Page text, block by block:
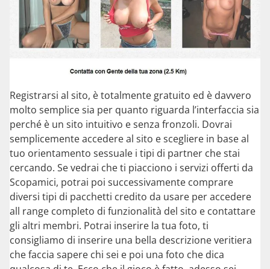
Registrarsi al sito, è totalmente gratuito ed è davvero
molto semplice sia per quanto riguarda l’interfaccia sia
perché è un sito intuitivo e senza fronzoli. Dovrai
semplicemente accedere al sito e scegliere in base al
tuo orientamento sessuale i tipi di partner che stai
cercando. Se vedrai che ti piacciono i servizi offerti da
Scopamici, potrai poi successivamente comprare
diversi tipi di pacchetti credito da usare per accedere
all range completo di funzionalità del sito e contattare
gli altri membri. Potrai inserire la tua foto, ti
consigliamo di inserire una bella descrizione veritiera
che faccia sapere chi sei e poi una foto che dica